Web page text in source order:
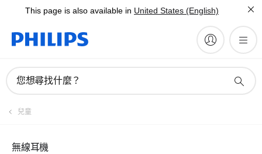
This page is also available in United States (English)
您想尋找什麼？
兒童
無線耳機